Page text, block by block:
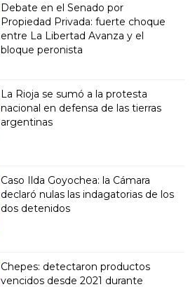
Debate en el Senado por
Propiedad Privada: fuerte choque
entre La Libertad Avanza y el
bloque peronista
La Rioja se sumó a la protesta
nacional en defensa de las tierras
argentinas
Caso Ilda Goyochea: la Cámara
declaró nulas las indagatorias de los
dos detenidos
Chepes: detectaron productos
vencidos desde 2021 durante